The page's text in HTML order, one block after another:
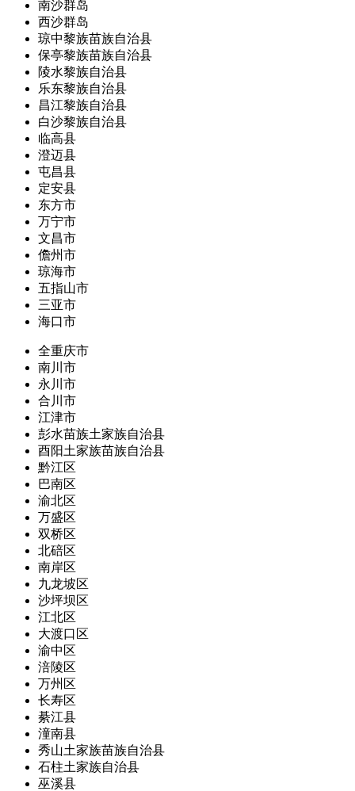
南沙群岛
西沙群岛
琼中黎族苗族自治县
保亭黎族苗族自治县
陵水黎族自治县
乐东黎族自治县
昌江黎族自治县
白沙黎族自治县
临高县
澄迈县
屯昌县
定安县
东方市
万宁市
文昌市
儋州市
琼海市
五指山市
三亚市
海口市
全重庆市
南川市
永川市
合川市
江津市
彭水苗族土家族自治县
酉阳土家族苗族自治县
黔江区
巴南区
渝北区
万盛区
双桥区
北碚区
南岸区
九龙坡区
沙坪坝区
江北区
大渡口区
渝中区
涪陵区
万州区
长寿区
綦江县
潼南县
秀山土家族苗族自治县
石柱土家族自治县
巫溪县